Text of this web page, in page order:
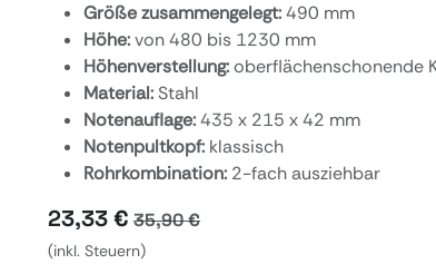
Größe zusammengelegt:490 mm
Höhe:von 480 bis 1230 mm
Höhenverstellung:oberflächenschonende
Material:Stahl
Notenauflage:435 x 215 x 42 mm
Notenpultkopf: klassisch
Rohrkombination: 2-fach ausziehbar
23,33€ 35,90€
(inkl. Steuern)